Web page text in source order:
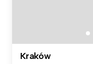
Kraków